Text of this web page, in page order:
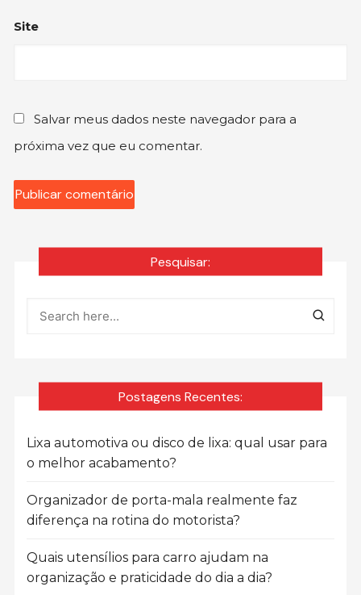
Site
Salvar meus dados neste navegador para a
próxima vez que eu comentar.
Pesquisar:
Postagens Recentes:
Lixa automotiva ou disco de lixa: qual usar para
o melhor acabamento?
Organizador de porta-mala realmente faz
diferença na rotina do motorista?
Quais utensílios para carro ajudam na
organização e praticidade do dia a dia?